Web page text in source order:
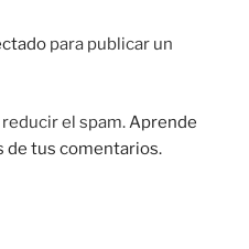
para publicar un
el spam.Aprende
de tus comentarios.